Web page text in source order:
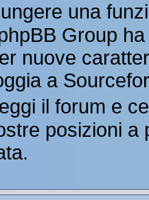
una
Group
nuove
a
il forum e
posizioni